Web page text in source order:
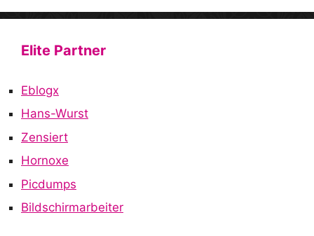
Elite Partner
Eblogx
Hans-Wurst
Zensiert
Hornoxe
Picdumps
Bildschirmarbeiter